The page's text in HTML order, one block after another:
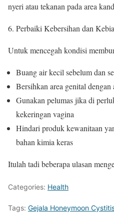
nyeri atau tekanan pada area
Perbaiki Kebersihan dan
Untuk mencegah kondisi
Buang air kecil sebelum dan
Bersihkan area genital
Gunakan pelumas jika di
kekeringan vagina
Hindari produk kewanitaan
bahan kimia keras
Itulah tadi beberapa ulasan
Categories: Health
Tags: Gejala Honeymoon